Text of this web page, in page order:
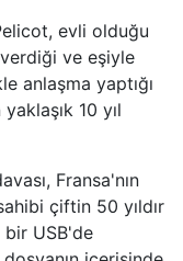
evli olduğu
ve eşiyle
anlaşma yaptığı
10 yıl
Fransa'nın
çiftin 50 yıldır
USB'de